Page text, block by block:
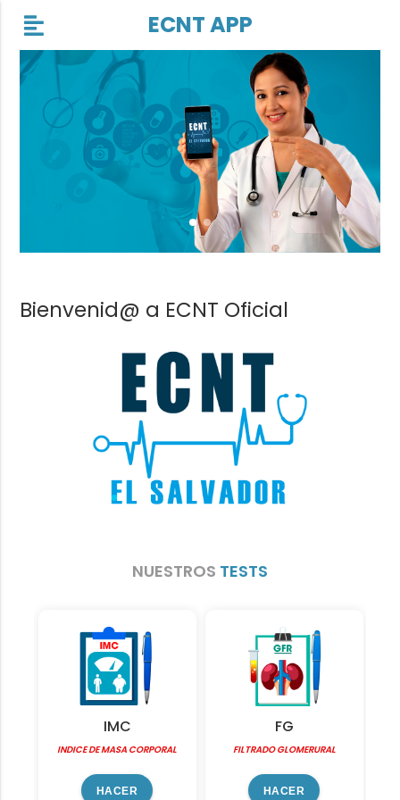
ECNT APP
Bienvenid@ a ECNT Oficial
NUESTROS TESTS
IMC
INDICE DE MASA CORPORAL
HACER
FG
FILTRADO GLOMERURAL
HACER